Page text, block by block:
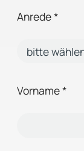
Anrede*
Vorname*